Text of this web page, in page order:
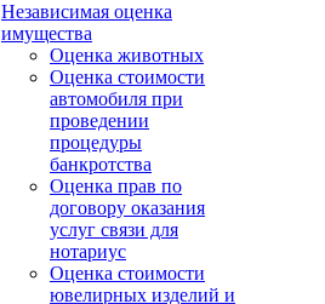
Независимая оценка
имущества
Оценка животных
Оценка стоимости
автомобиля при
проведении
процедуры
банкротства
Оценка прав по
договору оказания
услуг связи для
нотариус
Оценка стоимости
ювелирных изделий и